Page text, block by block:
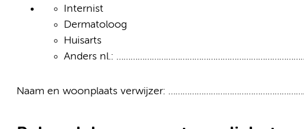
Internist
Dermatoloog
Huisarts
Anders nl.:
Naam en woonplaats verwijzer: